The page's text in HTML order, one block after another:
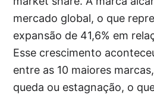
mercado global, o que
expansão de 41,6% em
Esse crescimento
entre as 10 maiores
queda ou estagnação, o